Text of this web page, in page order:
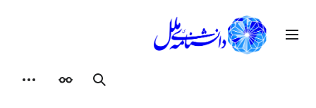
محتوامنوی اصلی
جستجوظاهر